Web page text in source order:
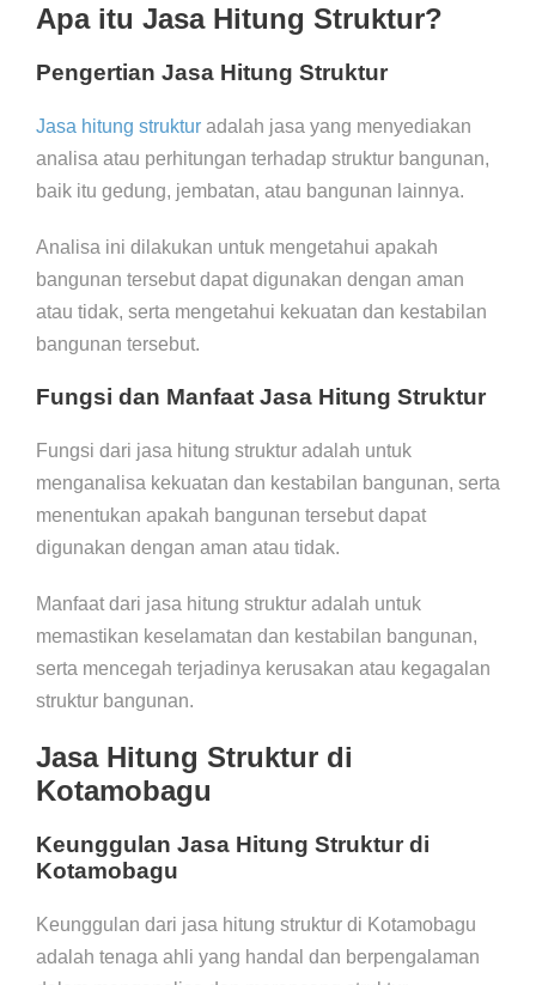
Apa itu Jasa Hitung Struktur?
Pengertian Jasa Hitung Struktur
Jasa hitung struktur adalah jasa yang menyediakan
analisa atau perhitungan terhadap struktur bangunan,
baik itu gedung, jembatan, atau bangunan lainnya.
Analisa ini dilakukan untuk mengetahui apakah
bangunan tersebut dapat digunakan dengan aman
atau tidak, serta mengetahui kekuatan dan kestabilan
bangunan tersebut.
Fungsi dan Manfaat Jasa Hitung Struktur
Fungsi dari jasa hitung struktur adalah untuk
menganalisa kekuatan dan kestabilan bangunan, serta
menentukan apakah bangunan tersebut dapat
digunakan dengan aman atau tidak.
Manfaat dari jasa hitung struktur adalah untuk
memastikan keselamatan dan kestabilan bangunan,
serta mencegah terjadinya kerusakan atau kegagalan
struktur bangunan.
Jasa Hitung Struktur di
Kotamobagu
Keunggulan Jasa Hitung Struktur di
Kotamobagu
Keunggulan dari jasa hitung struktur di Kotamobagu
adalah tenaga ahli yang handal dan berpengalaman